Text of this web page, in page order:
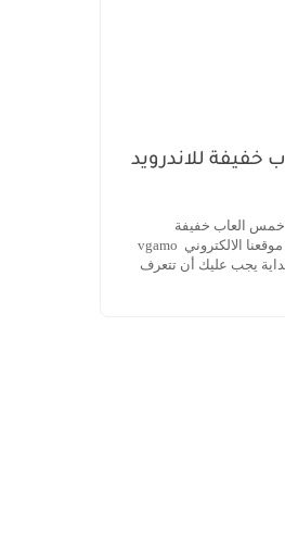
للاندرويد
خمس العاب خفيفة
للاندرويد بسهولة من خلال موقعنا الالكتروني vgamo
يجب عليك أن تتعرف